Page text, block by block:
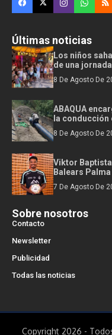
Últimas noticias
Los niños
de una
8 De Agosto De
ABAQUA
la conducción
8 De Agosto De
Viktor
Balears
7 De Agosto De
Sobre nosotros
Contacto
Newsletter
Publicidad
Todas las noticias
Copyright 2026 -